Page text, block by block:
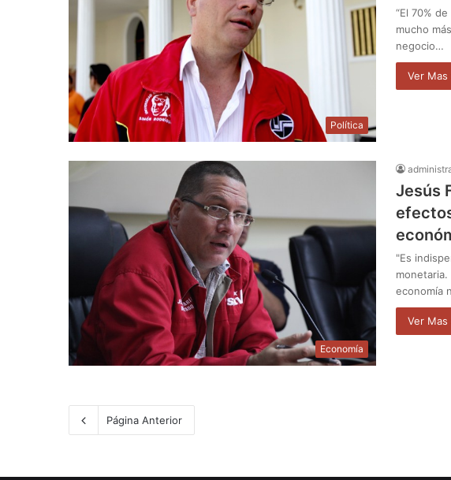
Política
“El 70%
mucho
negocio…
Ver Mas
Economía
Jesús
"Es
monetaria.
economía
Ver Mas
Página Anterior